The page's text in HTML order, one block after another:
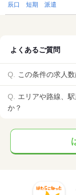
辰口 短期 派遣
よくあるご質問
この条件の求人
エリアや路線、
か？